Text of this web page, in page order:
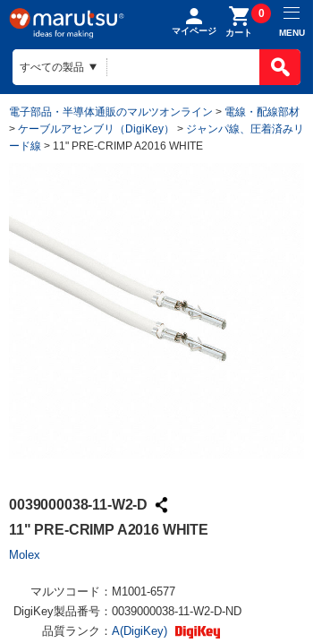
マイページ カート
0
MENU
電子部品・半導体通販のマルツオンライン > 電線・配線部材
> ケーブルアセンブリ（DigiKey） > ジャンパ線、圧着済みリ
ード線 > 11" PRE-CRIMP A2016 WHITE
0039000038-11-W2-D
11" PRE-CRIMP A2016 WHITE
Molex
マルツコード： M1001-6577
DigiKey製品番号： 0039000038-11-W2-D-ND
品質ランク： A(DigiKey)